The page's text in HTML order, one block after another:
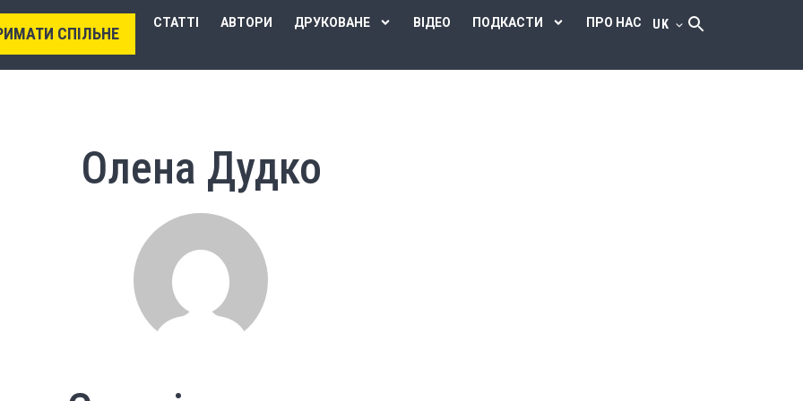
СПІЛЬНЕ
СТАТТІ АВТОРИ ДРУКОВАНЕ ВІДЕО ПОДКАСТИ ПРО НАС UK
Олена Дудко